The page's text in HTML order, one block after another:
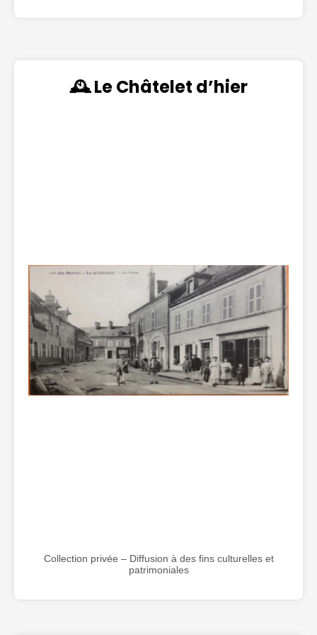
🕰️ Le Châtelet d’hier
Collection privée – Diffusion à des fins culturelles et
patrimoniales